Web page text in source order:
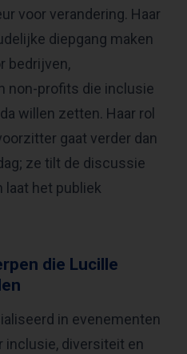
voor verandering. Haar
diepgang maken
bedrijven,
non-profits die inclusie
willen zetten. Haar rol
gaat verder dan
ze tilt de discussie
laat het publiek
die Lucille
in evenementen
inclusie, diversiteit en